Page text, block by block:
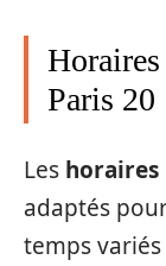
Paris 20
Les horaires
adaptés
temps